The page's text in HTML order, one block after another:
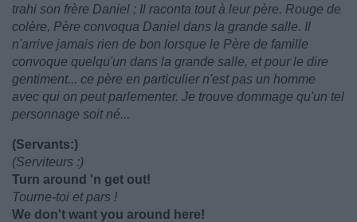
trahi son frère Daniel ; Il raconta tout à leur père. Rouge de
colère, Père convoqua Daniel dans la grande salle. Il
n'arrive jamais rien de bon lorsque le Père de famille
convoque quelqu'un dans la grande salle, et pour le dire
gentiment... ce père en particulier n'est pas un homme
avec qui on peut parlementer. Je trouve dommage qu'un tel
personnage soit né...
(Servants:)
(Serviteurs :)
Turn around 'n get out!
Tourne-toi et pars !
We don't want you around here!